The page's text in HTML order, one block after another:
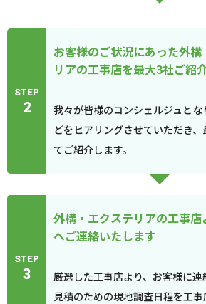
STEP
2
お客様のご状況にあった外構
リアの工事店を最大3社ご紹
我々が皆様のコンシェルジュと
どをヒアリングさせていただき
てご紹介します。
STEP
3
外構・エクステリアの工事店
へご連絡いたします
厳選した工事店より、お客様に
見積のための現地調査日程を工